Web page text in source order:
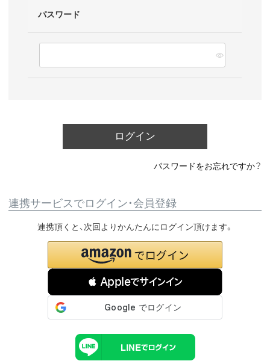
パスワード
ログイン
パスワードをお忘れですか？
連携サービスでログイン・会員登録
 Appleでサインイン
連携頂くと、次回よりかんたんにログイン頂けます。